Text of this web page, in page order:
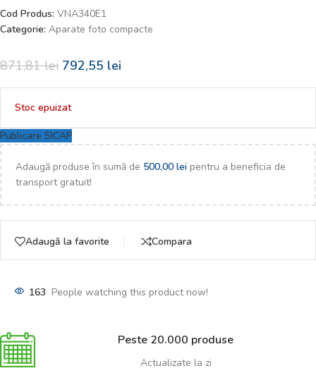
Cod Produs: VNA340E1
Categorie: Aparate foto compacte
871,81lei 792,55 lei
Stoc epuizat
Publicare SICAP
Adaugă produse în sumă de 500,00 lei pentru a beneficia de
transport gratuit!
Adaugă la favorite Compara
163 People watching this product now!
Peste 20.000 produse
Actualizate la zi